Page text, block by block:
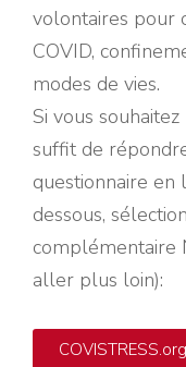
volontaires pour
COVID,
modes de vies.
Si vous
suffit de
questionnaire en
dessous, s
complémentaire
aller plus loin):
COVISTRESS.org